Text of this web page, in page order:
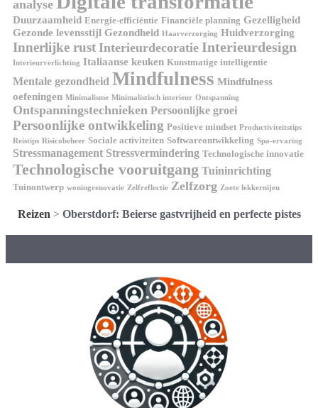
analyse
Duurzaamheid Energie-efficiëntie Financiële planning Gezelligheid
Gezonde levensstijl Gezondheid Haarverzorging Huidverzorging
Innerlijke rust Interieurdecoratie Interieurdesign
Interieurverlichting Italiaanse keuken Kunstmatige intelligentie
Mentale gezondheid Mindfulness Mindfulness
oefeningen Minimalisme Minimalistisch interieur Ontspanning
Ontspanningstechnieken Persoonlijke groei
Persoonlijke ontwikkeling Positieve mindset Productiviteitstips
Reistips Risicobeheer Sociale activiteiten Softwareontwikkeling Spa-ervaring
Stressmanagement Stressvermindering Technologische innovatie
Technologische vooruitgang Tuininrichting
Tuinontwerp woningrenovatie Zelfreflectie Zelfzorg Zoete lekkernijen
Reizen > Oberstdorf: Beierse gastvrijheid en perfecte pistes